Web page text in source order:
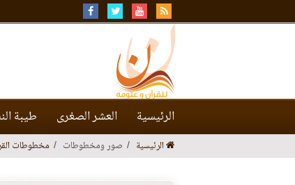
الرئيسية العشر الصغرى طيبة
الرئيسية صور ومخطوطات مخطوطات